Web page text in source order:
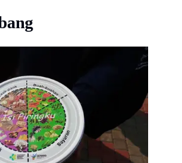
Piringku' yang digencarkan
RI juga merambah situs anak
Fitri Haryanti Harsono)